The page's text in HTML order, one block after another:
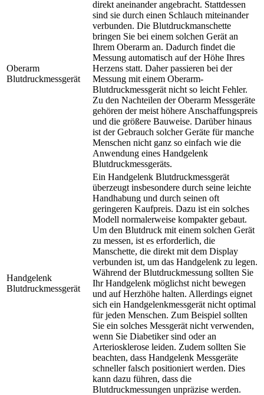
Oberarm
Blutdruckmessgerät
direkt aneinander angebracht. Stattdessen
sind sie durch einen Schlauch miteinander
verbunden. Die Blutdruckmanschette
bringen Sie bei einem solchen Gerät an
Ihrem Oberarm an. Dadurch findet die
Messung automatisch auf der Höhe Ihres
Herzens statt. Daher passieren bei der
Messung mit einem Oberarm-
Blutdruckmessgerät nicht so leicht Fehler.
Zu den Nachteilen der Oberarm Messgeräte
gehören der meist höhere Anschaffungspreis
und die größere Bauweise. Darüber hinaus
ist der Gebrauch solcher Geräte für manche
Menschen nicht ganz so einfach wie die
Anwendung eines Handgelenk
Blutdruckmessgeräts.
Handgelenk
Blutdruckmessgerät
Ein Handgelenk Blutdruckmessgerät
überzeugt insbesondere durch seine leichte
Handhabung und durch seinen oft
geringeren Kaufpreis. Dazu ist ein solches
Modell normalerweise kompakter gebaut.
Um den Blutdruck mit einem solchen Gerät
zu messen, ist es erforderlich, die
Manschette, die direkt mit dem Display
verbunden ist, um das Handgelenk zu legen.
Während der Blutdruckmessung sollten Sie
Ihr Handgelenk möglichst nicht bewegen
und auf Herzhöhe halten. Allerdings eignet
sich ein Handgelenkmessgerät nicht optimal
für jeden Menschen. Zum Beispiel sollten
Sie ein solches Messgerät nicht verwenden,
wenn Sie Diabetiker sind oder an
Arteriosklerose leiden. Zudem sollten Sie
beachten, dass Handgelenk Messgeräte
schneller falsch positioniert werden. Dies
kann dazu führen, dass die
Blutdruckmessungen unpräzise werden.